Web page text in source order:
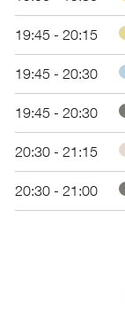
19:45 - 20:15
19:45 - 20:30
19:45 - 20:30
20:30 - 21:15
20:30 - 21:00